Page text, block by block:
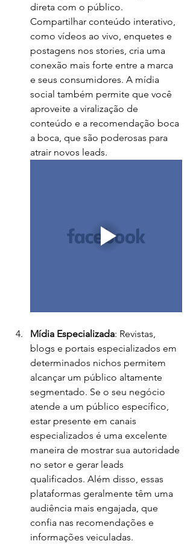
direta com o público.
Compartilhar conteúdo interativo,
como vídeos ao vivo, enquetes e
postagens nos stories, cria uma
conexão mais forte entre a marca
e seus consumidores. A mídia
social também permite que você
aproveite a viralização de
conteúdo e a recomendação boca
a boca, que são poderosas para
atrair novos leads.
Mídia Especializada: Revistas,
blogs e portais especializados em
determinados nichos permitem
alcançar um público altamente
segmentado. Se o seu negócio
atende a um público específico,
estar presente em canais
especializados é uma excelente
maneira de mostrar sua autoridade
no setor e gerar leads
qualificados. Além disso, essas
plataformas geralmente têm uma
audiência mais engajada, que
confia nas recomendações e
informações veiculadas.